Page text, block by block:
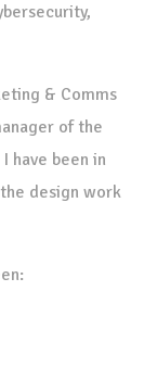
& Comms
of the
have been in
design work